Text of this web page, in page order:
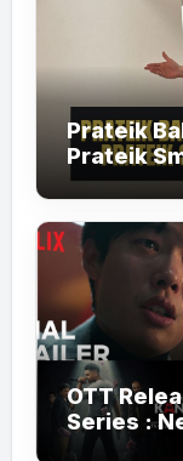
Prateik
Prateik
OTT
Series : Netflix, JioHotstar और Ultra
Jhakaas पर